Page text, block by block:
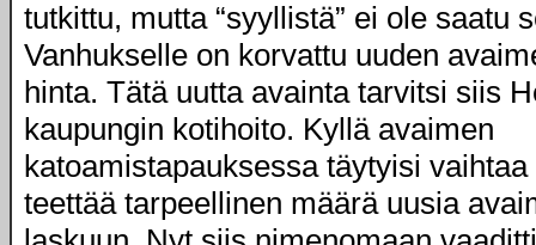
tutkittu, mutta “syyllistä” ei ole saatu
Vanhukselle on korvattu uuden
hinta. Tätä uutta avainta tarvitsi siis
kaupungin kotihoito. Kyllä avaimen
katoamistapauksessa täytyisi
teettää tarpeellinen määrä uusia